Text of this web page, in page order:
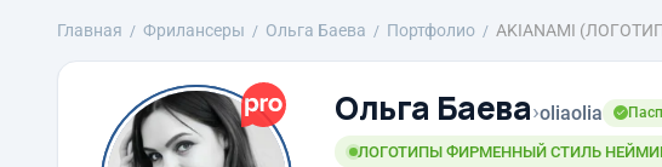
Главная Фрилансеры Ольга Баева Портфолио AKIANAMI
Ольга Баева›oliaolia
ЛОГОТИПЫ ФИРМЕННЫЙ СТИЛЬ